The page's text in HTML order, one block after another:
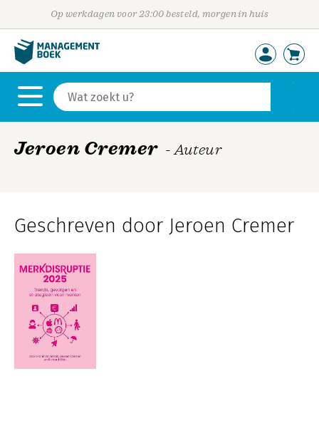
Op werkdagen voor 23:00 besteld, morgen in huis
Jeroen Cremer - Auteur
Geschreven door Jeroen Cremer